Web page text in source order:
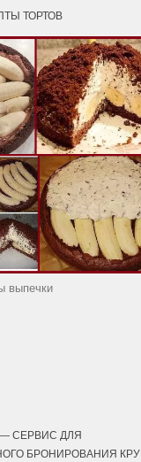
ТОРТОВ
выпечки
СЕРВИС ДЛЯ
БРОНИРОВАНИЯ